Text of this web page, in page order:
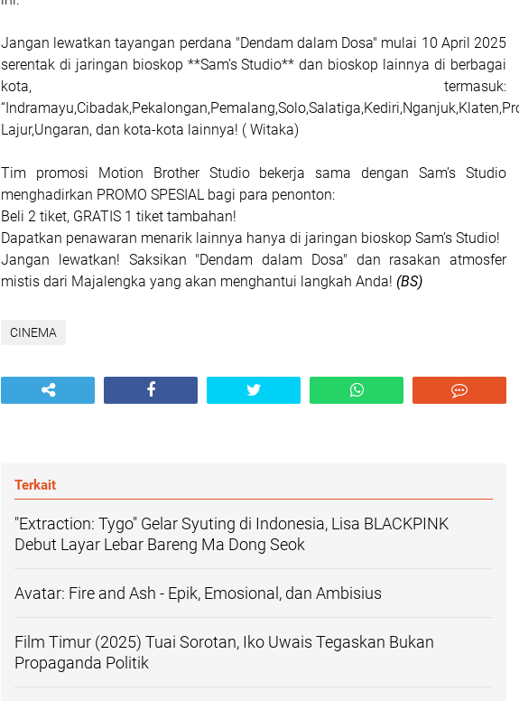
Jangan lewatkan tayangan perdana "Dendam dalam Dosa" mulai 10 April 2025
serentak di jaringan bioskop **Sam’s Studio** dan bioskop lainnya di berbagai
kota, termasuk:
Lajur,Ungaran, dan kota-kota lainnya! ( Witaka)
Tim promosi Motion Brother Studio bekerja sama dengan Sam’s Studio
menghadirkan PROMO SPESIAL bagi para penonton:
Beli 2 tiket, GRATIS 1 tiket tambahan!
Dapatkan penawaran menarik lainnya hanya di jaringan bioskop Sam’s Studio!
Jangan lewatkan! Saksikan "Dendam dalam Dosa" dan rasakan atmosfer
mistis dari Majalengka yang akan menghantui langkah Anda! (BS)
CINEMA
Terkait
"Extraction: Tygo" Gelar Syuting di Indonesia, Lisa BLACKPINK
Debut Layar Lebar Bareng Ma Dong Seok
Avatar: Fire and Ash - Epik, Emosional, dan Ambisius
Film Timur (2025) Tuai Sorotan, Iko Uwais Tegaskan Bukan
Propaganda Politik